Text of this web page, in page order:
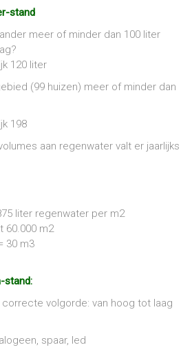
stand
meer of minder dan 100 liter
120 liter
(99 huizen) meer of minder dan
198
aan regenwater valt er jaarlijks
liter regenwater per m2
60.000 m2
30 m3
stand:
volgorde: van hoog tot laag
spaar, led